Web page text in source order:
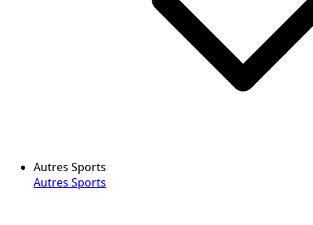
Autres Sports
Autres Sports